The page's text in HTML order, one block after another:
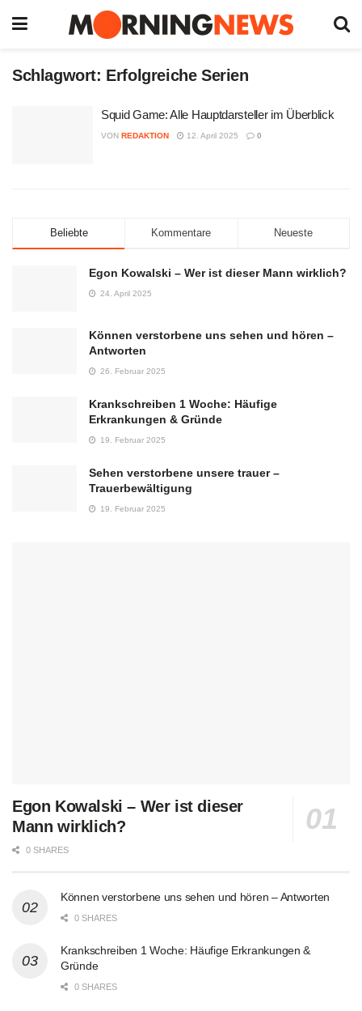
Schlagwort: Erfolgreiche Serien
Squid Game: Alle Hauptdarsteller im Überblick
VON REDAKTION 12. April 2025 0
Beliebte Kommentare Neueste
Egon Kowalski – Wer ist dieser Mann wirklich?
24. April 2025
Können verstorbene uns sehen und hören –
Antworten
26. Februar 2025
Krankschreiben 1 Woche: Häufige
Erkrankungen & Gründe
19. Februar 2025
Sehen verstorbene unsere trauer –
Trauerbewältigung
19. Februar 2025
Egon Kowalski – Wer ist dieser
Mann wirklich?
0 SHARES
Können verstorbene uns sehen und hören – Antworten
0 SHARES
Krankschreiben 1 Woche: Häufige Erkrankungen &
Gründe
0 SHARES